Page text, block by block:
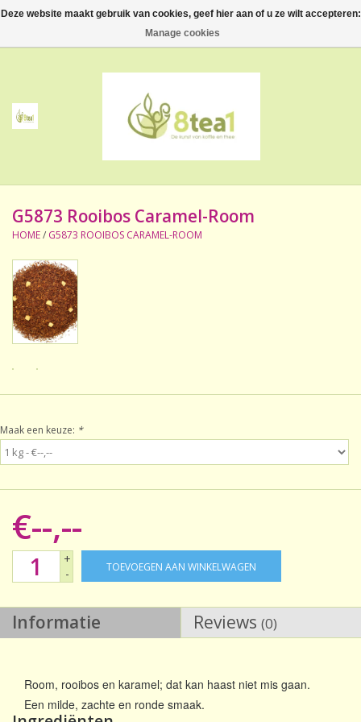
0 Artikelen - €--,--
Thee
Accessoires
NIEUW! Verpakte thee
BeppeDeli en 8tea1
Contact
Sale!
Laatste kans!
G5873 Rooibos Caramel-Room
HOME/ G5873 ROOIBOS CARAMEL-ROOM
Maak een keuze: *
€--,--
+
-
TOEVOEGEN AAN WINKELWAGEN
Informatie Reviews (0)
Room, rooibos en karamel; dat kan haast niet mis gaan.
Een milde, zachte en ronde smaak.
Deze website maakt gebruik van cookies, geef hier aan of u ze wilt accepteren:
Manage cookies